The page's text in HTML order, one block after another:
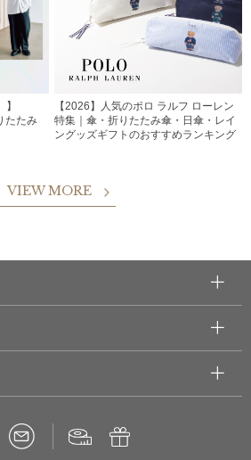
たたみ
【2026】人気のポロ ラルフ ローレン
特集｜傘・折りたたみ傘・日傘・レイ
ングッズギフトのおすすめランキング
VIEW MORE